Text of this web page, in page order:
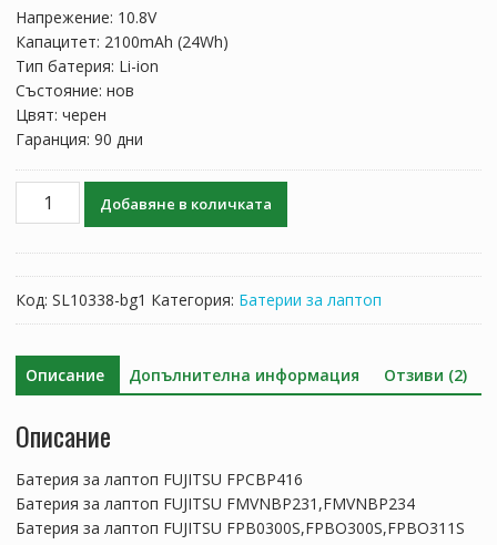
101.74 лв..
Напрежение: 10.8V
Капацитет: 2100mAh (24Wh)
Тип батерия: Li-ion
Състояние: нов
Цвят: черен
Гаранция: 90 дни
количество
лаптоп
FUJITSU
Добавяне в количката
Код: SL10338-bg1 Категория: Батерии за лаптоп
Описание Допълнителна информация Отзиви (2)
Описание
Батерия за лаптоп FUJITSU FPCBP416
Батерия за лаптоп FUJITSU FMVNBP231,FMVNBP234
Батерия за лаптоп FUJITSU FPB0300S,FPBO300S,FPBO311S